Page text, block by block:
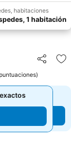
habitaciones
1 habitación
Compartir
)